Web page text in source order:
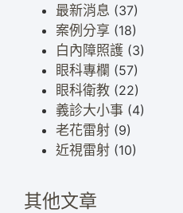
最新消息 (37)
案例分享 (18)
白內障照護 (3)
眼科專欄 (57)
眼科衛教 (22)
義診大小事 (4)
老花雷射 (9)
近視雷射 (10)
其他文章